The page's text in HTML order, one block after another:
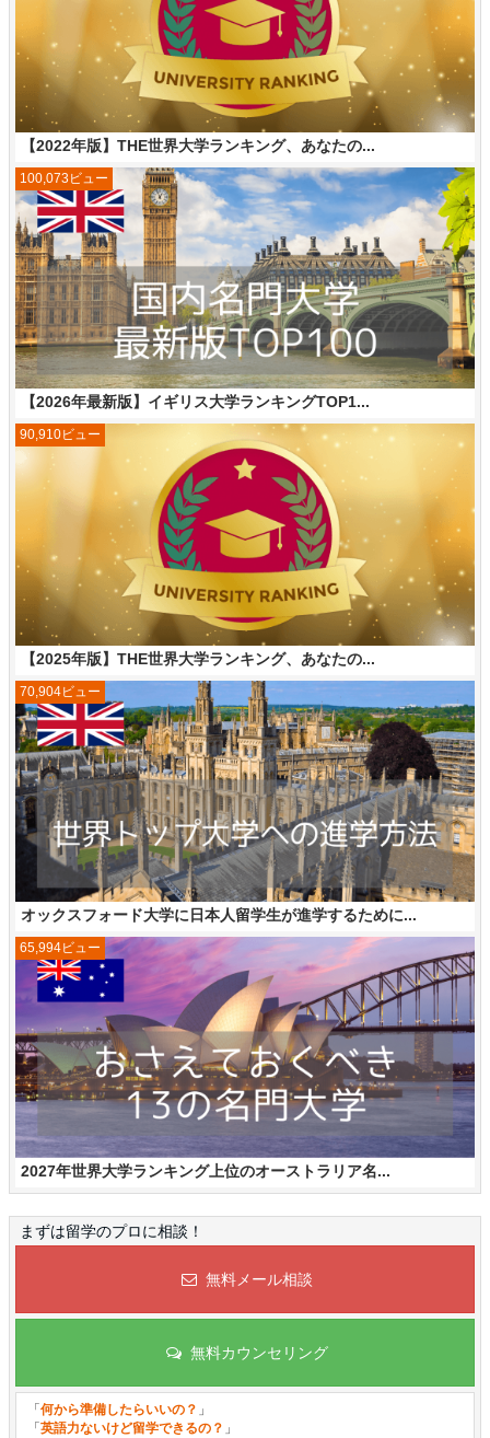
【2022年版】THE世界大学ランキング、あなたの...
【2026年最新版】イギリス大学ランキングTOP1...
100,073ビュー
【2025年版】THE世界大学ランキング、あなたの...
90,910ビュー
オックスフォード大学に日本人留学生が進学するために...
70,904ビュー
2027年世界大学ランキング上位のオーストラリア名...
65,994ビュー
まずは留学のプロに相談！
無料メール相談
無料カウンセリング
「 何から準備したらいいの？ 」
「 英語力ないけど留学できるの？ 」